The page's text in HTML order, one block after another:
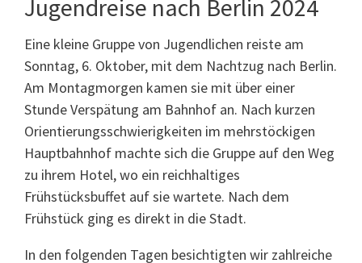
Jugendreise nach Berlin 2024
Eine kleine Gruppe von Jugendlichen reiste am
Sonntag, 6. Oktober, mit dem Nachtzug nach Berlin.
Am Montagmorgen kamen sie mit über einer
Stunde Verspätung am Bahnhof an. Nach kurzen
Orientierungsschwierigkeiten im mehrstöckigen
Hauptbahnhof machte sich die Gruppe auf den Weg
zu ihrem Hotel, wo ein reichhaltiges
Frühstücksbuffet auf sie wartete. Nach dem
Frühstück ging es direkt in die Stadt.
In den folgenden Tagen besichtigten wir zahlreiche